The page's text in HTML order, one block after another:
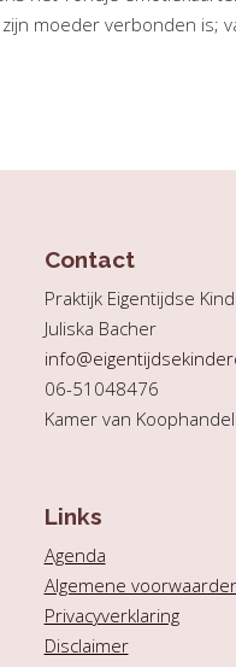
moeder verbonden is;
Contact
Praktijk Eigentijdse
Juliska Bacher
06-51048476
Kamer van
Links
Agenda
Algemene
Privacyverklaring
Disclaimer